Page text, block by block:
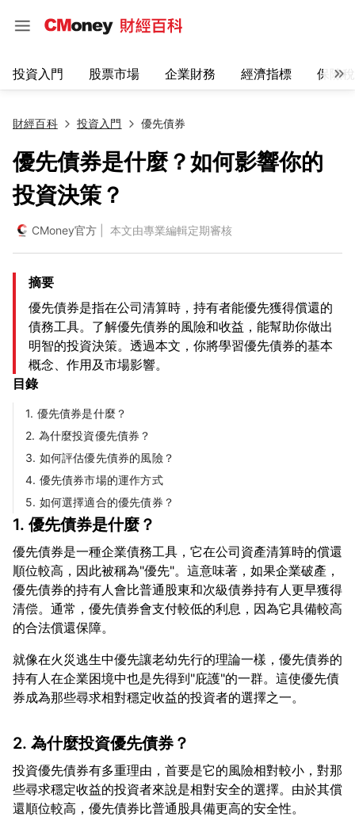
投資入門 股票市場 企業財務 經濟指標 保險
財經百科 投資入門 優先債券
優先債券是什麼？如何影響你的
投資決策？
CMoney官方 | 本文由專業編輯定期審核
摘要
優先債券是指在公司清算時，持有者能優先獲得償還的
債務工具。了解優先債券的風險和收益，能幫助你做出
明智的投資決策。透過本文，你將學習優先債券的基本
概念、作用及市場影響。
目錄
1. 優先債券是什麼？
2. 為什麼投資優先債券？
3. 如何評估優先債券的風險？
4. 優先債券市場的運作方式
5. 如何選擇適合的優先債券？
1. 優先債券是什麼？
優先債券是一種企業債務工具，它在公司資產清算時的償還
順位較高，因此被稱為"優先"。這意味著，如果企業破產，
優先債券的持有人會比普通股東和次級債券持有人更早獲得
清偿。通常，優先債券會支付較低的利息，因為它具備較高
就像在火災逃生中優先讓老幼先行的理論一樣，優先債券的
持有人在企業困境中也是先得到"庇護"的一群。這使優先債
2. 為什麼投資優先債券？
投資優先債券有多重理由，首要是它的風險相對較小，對那
些尋求穩定收益的投資者來說是相對安全的選擇。由於其償